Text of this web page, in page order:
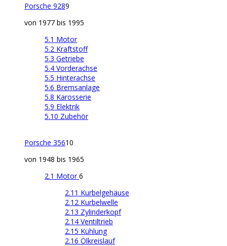
Porsche 9289
von 1977 bis 1995
5.1 Motor
5.2 Kraftstoff
5.3 Getriebe
5.4 Vorderachse
5.5 Hinterachse
5.6 Bremsanlage
5.8 Karosserie
5.9 Elektrik
5.10 Zubehör
Porsche 35610
von 1948 bis 1965
2.1 Motor6
2.11 Kurbelgehäuse
2.12 Kurbelwelle
2.13 Zylinderkopf
2.14 Ventiltrieb
2.15 Kühlung
2.16 Ölkreislauf